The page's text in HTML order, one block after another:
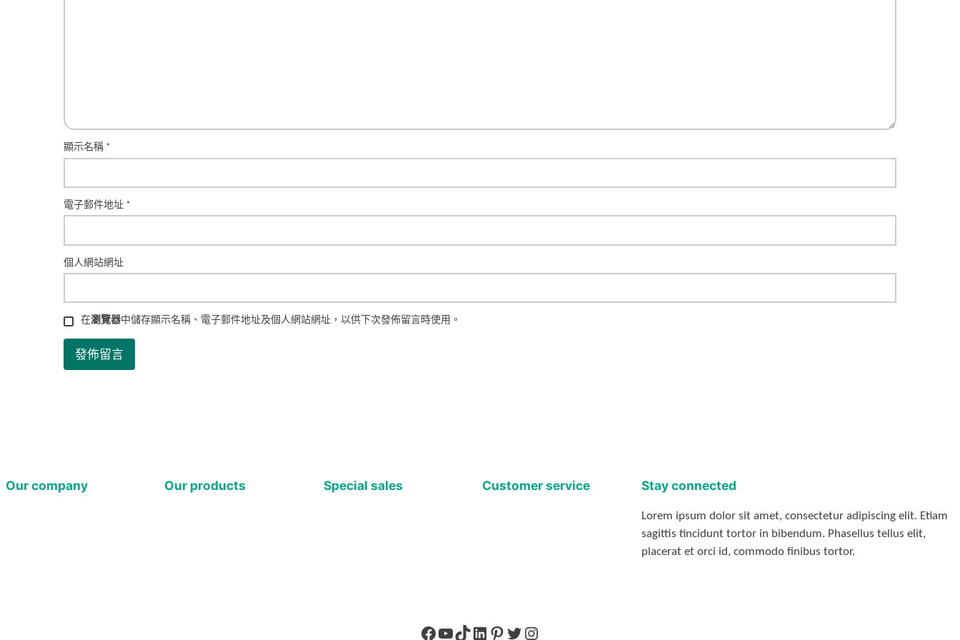
顯示名稱 *
電子郵件地址 *
個人網站網址
在瀏覽器中儲存顯示名稱、電子郵件地址及個人網站網址，以供下次發佈留言時使用。
Our company Our products Special sales Customer service Stay connected
Lorem ipsum dolor sit amet, consectetur adipiscing elit. Etiam
sagittis tincidunt tortor in bibendum. Phasellus tellus elit,
placerat et orci id, commodo finibus tortor.
Facebook
YouTube
TikTok
LinkedIn
Pinterest
X Instagram